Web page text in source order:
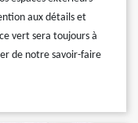
aux détails et
vert sera toujours à
de notre savoir-faire